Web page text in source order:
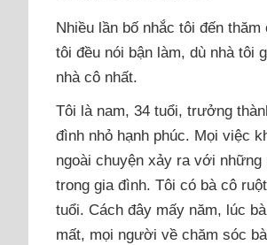
Nhiều lần bố nhắc tôi đến thăm
tôi đều nói bận làm, dù nhà tôi
nhà cô nhất.
Tôi là nam, 34 tuổi, trưởng
đình nhỏ hạnh phúc. Mọi việc
ngoài chuyện xảy ra với
trong gia đình. Tôi có bà cô
tuổi. Cách đây mấy năm, lúc
mất, mọi người về chăm sóc